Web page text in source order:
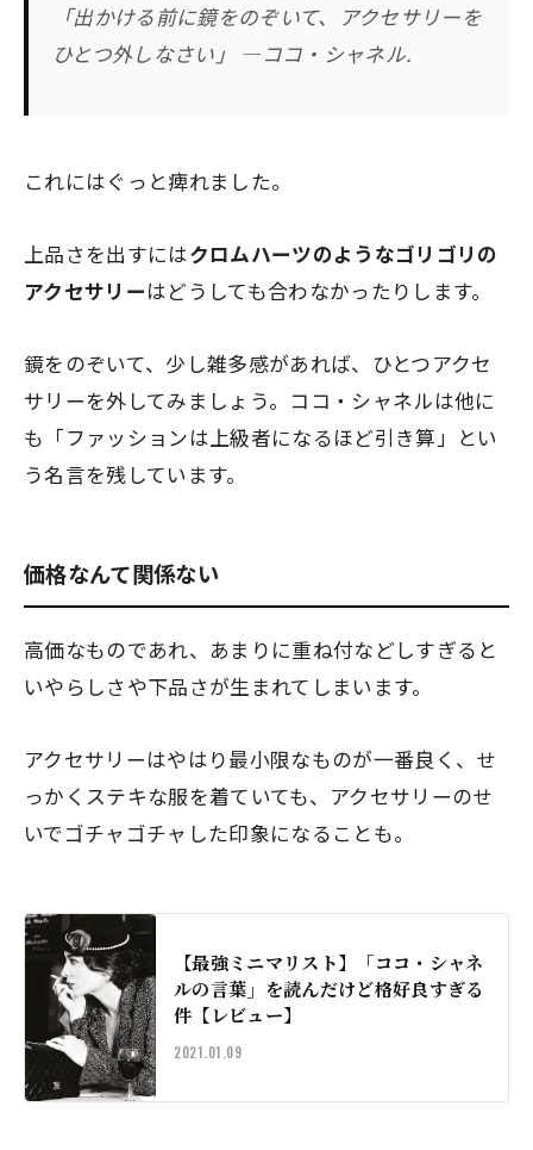
「出かける前に鏡をのぞいて、 アクセサリーを
ひとつ外しなさい」 ―ココ・ シャネル.
これにはぐっと痺れました。
上品さを出すにはクロムハーツのようなゴリゴリの
アクセサリーはどうしても合わなかったりします。
鏡をのぞいて、少し雑多感があれば、ひとつアクセ
サリーを外してみましょう。ココ・シャネルは他に
も 「ファッションは上級者になるほど引き算」 とい
う名言を残しています。
価格なんて関係ない
高価なものであれ、あまりに重ね付などしすぎると
いやらしさや下品さが生まれてしまいます。
アクセサリーはやはり最小限なものが一番良く、せ
っかくステキな服を着ていても、アクセサリーのせ
いでゴチャゴチャした印象になることも。
【最強ミニマリスト】「ココ・シャネ
ルの言葉」を読んだけど格好良すぎる
件【レビュー】
2021.01.09